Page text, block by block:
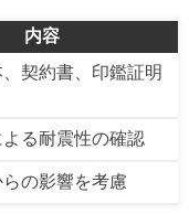
内容
契約書、印鑑証明
る耐震性の確認
の影響を考慮